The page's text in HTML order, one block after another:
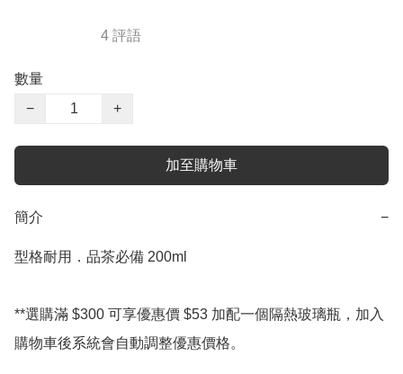
4 評語
數量
−
+
加至購物車
簡介 −
型格耐用．品茶必備 200ml
**選購滿 $300 可享優惠價 $53 加配一個隔熱玻璃瓶，加入
購物車後系統會自動調整優惠價格。